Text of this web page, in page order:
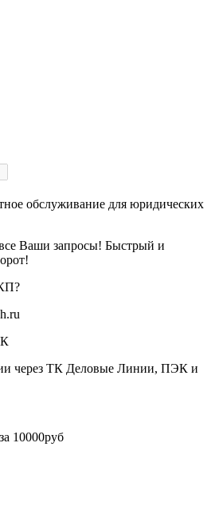
обслуживание для юридических
Ваши запросы! Быстрый и
через ТК Деловые Линии, ПЭК и
10000руб